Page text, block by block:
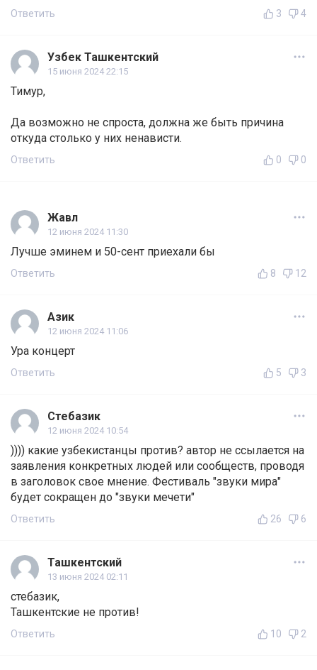
Ответить 3 4
Узбек Ташкентский
15 июня 2024 22:15
Тимур,
Да возможно не спроста, должна же быть причина
откуда столько у них ненависти.
Ответить 0 0
Жавл
12 июня 2024 11:30
Лучше эминем и 50-сент приехали бы
Ответить 8 12
Азик
12 июня 2024 11:06
Ура концерт
Ответить 5 3
Стебазик
12 июня 2024 10:54
)))) какие узбекистанцы против? автор не ссылается на
заявления конкретных людей или сообществ, проводя
в заголовок свое мнение. Фестиваль "звуки мира"
будет сокращен до "звуки мечети"
Ответить 26 6
Ташкентский
13 июня 2024 02:11
стебазик,
Ташкентские не против!
Ответить 10 2